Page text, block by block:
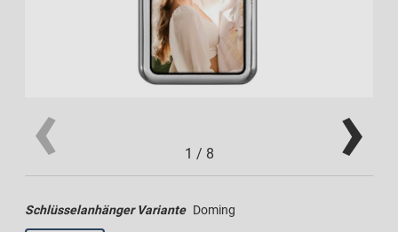
1 / 8
Schlüsselanhänger Variante Doming